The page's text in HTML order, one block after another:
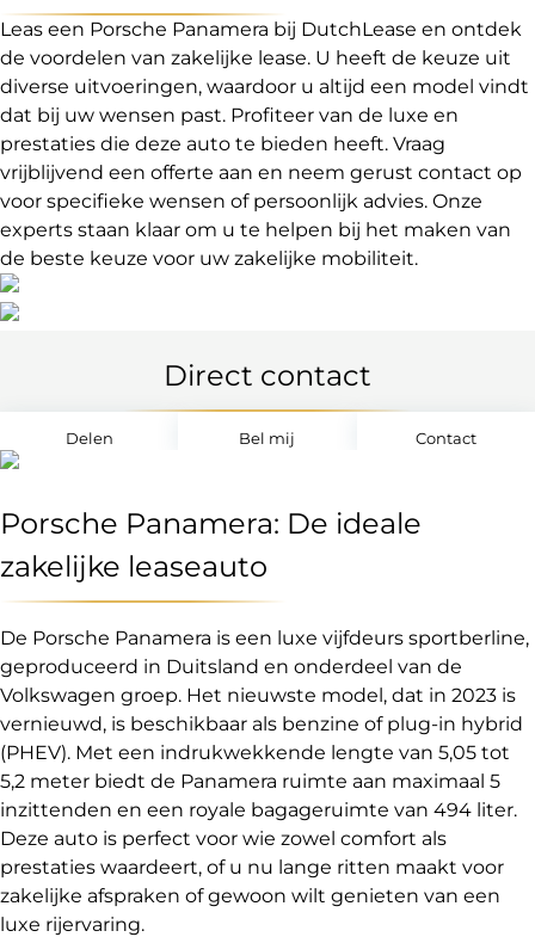
Leas een Porsche Panamera bij DutchLease en ontdek
de voordelen van zakelijke lease. U heeft de keuze uit
diverse uitvoeringen, waardoor u altijd een model vindt
dat bij uw wensen past. Profiteer van de luxe en
prestaties die deze auto te bieden heeft. Vraag
vrijblijvend een offerte aan en neem gerust contact op
voor specifieke wensen of persoonlijk advies. Onze
experts staan klaar om u te helpen bij het maken van
de beste keuze voor uw zakelijke mobiliteit.
Direct contact
Delen Bel mij Contact
Porsche Panamera: De ideale
zakelijke leaseauto
De Porsche Panamera is een luxe vijfdeurs sportberline,
geproduceerd in Duitsland en onderdeel van de
Volkswagen groep. Het nieuwste model, dat in 2023 is
vernieuwd, is beschikbaar als benzine of plug-in hybrid
(PHEV). Met een indrukwekkende lengte van 5,05 tot
5,2 meter biedt de Panamera ruimte aan maximaal 5
inzittenden en een royale bagageruimte van 494 liter.
Deze auto is perfect voor wie zowel comfort als
prestaties waardeert, of u nu lange ritten maakt voor
zakelijke afspraken of gewoon wilt genieten van een
luxe rijervaring.